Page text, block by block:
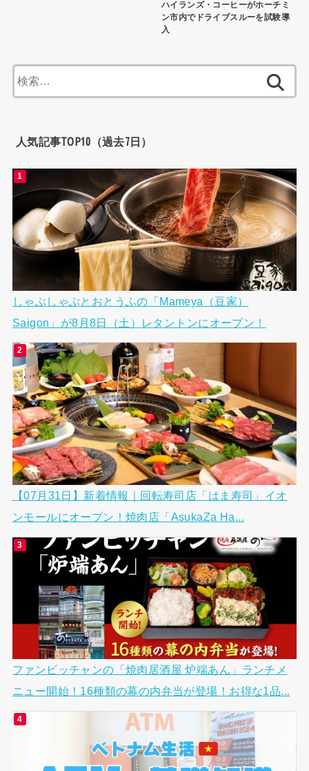
ハイランズ・コーヒーがホーチミ
ン市内でドライブスルーを試験導
入
索:
人気記事TOP10（過去7日）
しゃぶしゃぶとおとうふの「Mameya（豆家）
Saigon」が8月8日（土）レタントンにオープン！
【07月31日】新着情報｜回転寿司店「はま寿司」イオ
ンモールにオープン！焼肉店「AsukaZa Ha...
ファンビッチャンの「焼肉居酒屋 炉端あん」ランチメ
ニュー開始！16種類の幕の内弁当が登場！お得な1品...